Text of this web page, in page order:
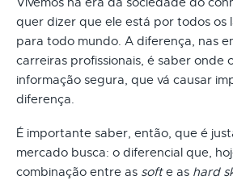
quer dizer que ele está por todos os
para todo mundo. A diferença, nas
carreiras profissionais, é saber onde
informação segura, que vá causar
diferença.
É importante saber, então, que é
mercado busca: o diferencial que,
combinação entre as softe as hard